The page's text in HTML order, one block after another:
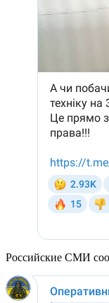
Российские СМИ